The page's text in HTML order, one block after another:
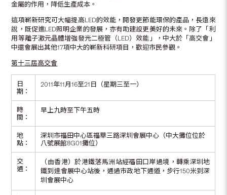
金屬的作用，降低生產成本。
這項嶄新研究可大幅提高LED的效能，開發更節能環保的產品，長遠來
說，既促進LED照明企業的發展，亦有助建設更美好的未來。除了「利
用等離子激元晶體增強發光二極管（LED）效能」，中大於「高交會」
中還會展出其他17項中大的嶄新科研項目，歡迎市民參觀。
第十三屆高交會
日
期：
2011年11月16至21日（星期三至一）
時
間：
早上九時至下午五時
地
點：
深圳市福田中心區福華三路深圳會展中心（中大攤位位於
八號展館8G01攤位）
交
通：
（由香港）於港鐵落馬洲站經福田口岸過境，轉乘深圳地
鐵到達會展中心站後，通過市政地下通道，步行150米到深
圳會展中心